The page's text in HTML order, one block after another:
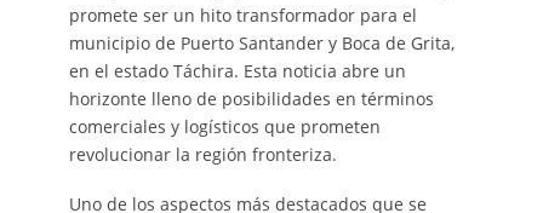
promete ser un hito transformador para el
municipio de Puerto Santander y Boca de Grita,
en el estado Táchira. Esta noticia abre un
horizonte lleno de posibilidades en términos
comerciales y logísticos que prometen
revolucionar la región fronteriza.
Uno de los aspectos más destacados que se